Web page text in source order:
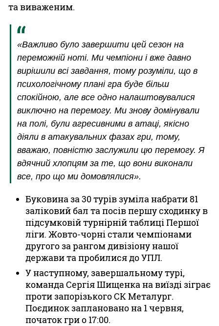
та виваженим.
«Важливо було завершити цей сезон на
переможній ноті. Ми чемпіони і вже давно
вирішили всі завдання, тому розуміли, що в
психологічному плані гра буде більш
спокійною, але все одно налаштовувалися
виключно на перемогу. Ми знову домінували
на полі, були агресивними в атаці, якісно
діяли в атакувальних фазах гри, тому,
вважаю, повністю заслужили цю перемогу. Я
вдячний хлопцям за те, що вони виконали
все, про що ми домовлялися».
Буковина за 30 турів зуміла набрати 81
заліковий бал та посів першу сходинку в
підсумковій турнірній таблиці Першої
ліги. Жовто-чорні стали чемпіонами
другого за рангом дивізіону нашої
держави та пробилися до УПЛ.
У наступному, завершальному турі,
команда Сергія Шищенка на виїзді зіграє
проти запорізького СК Металург.
Поєдинок заплановано на 1 червня,
початок гри о 17:00.